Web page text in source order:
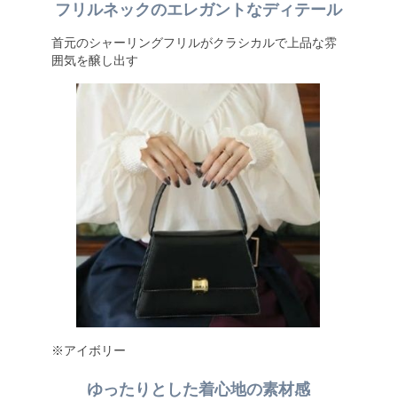
フリルネックのエレガントなディテール
首元のシャーリングフリルがクラシカルで上品な雰
囲気を醸し出す
※アイボリー
ゆったりとした着心地の素材感